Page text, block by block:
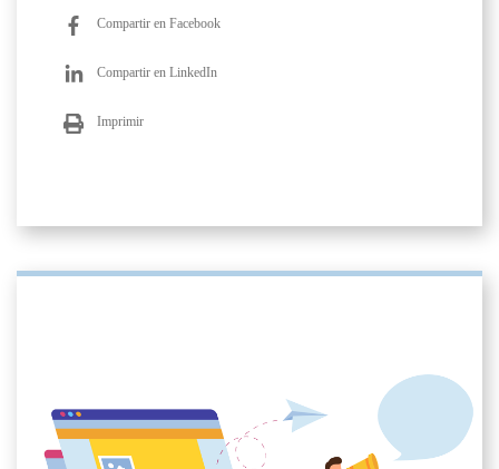
Compartir en Facebook
Compartir en LinkedIn
Imprimir